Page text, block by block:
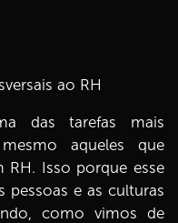
ao RH
das tarefas mais
aqueles que
RH. Isso porque esse
e as culturas
como vimos de